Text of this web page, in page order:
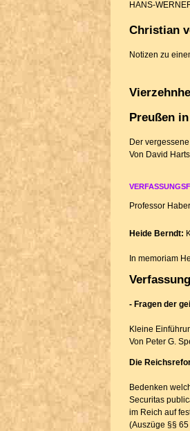
HANS-
Christian
Notizen zu
Preußen
Der
Von David
Professor
Heide Berndt:
In memoriam
- Fragen der
Kleine
Von Peter G.
Die
Bedenken
Securitas
im Reich auf
(Auszüge §§ 65